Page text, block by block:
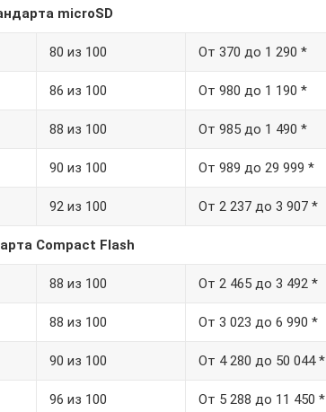
microSD
80 из 100 От 370 до 1 290 *
86 из 100 От 980 до 1 190 *
88 из 100 От 985 до 1 490 *
90 из 100 От 989 до 29 999 *
92 из 100 От 2 237 до 3 907 *
Compact Flash
88 из 100 От 2 465 до 3 492 *
88 из 100 От 3 023 до 6 990 *
90 из 100 От 4 280 до 50 044 *
96 из 100 От 5 288 до 11 450 *